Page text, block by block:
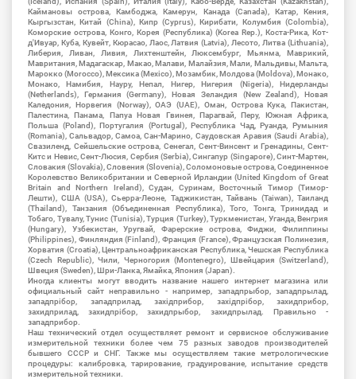
Каймановы острова, Камбоджа, Камерун, Канада (Canada), Катар, Кения,
Кыргызстан, Китай (China), Кипр (Cyprus), Кирибати, Колумбия (Colombia),
Коморские острова, Конго, Корея (Республика) (Korea Rep.), Коста-Рика, Кот-
д'Ивуар, Куба, Кувейт, Кюрасао, Лаос, Латвия (Latvia), Лесото, Литва (Lithuania),
Либерия, Ливан, Ливия, Лихтенштейн, Люксембург, Мьянма, Маврикий,
Мавритания, Мадагаскар, Макао, Малави, Малайзия, Мали, Мальдивы, Мальта,
Марокко (Morocco), Мексика (Mexico), Мозамбик, Молдова (Moldova), Монако,
Монако, Намибия, Науру, Непал, Нигер, Нигерия (Nigeria), Нидерланды
(Netherlands), Германия (Germany), Новая Зеландия (New Zealand), Новая
Каледония, Норвегия (Norway), ОАЭ (UAE), Оман, Острова Кука, Пакистан,
Палестина, Панама, Папуа Новая Гвинея, Парагвай, Перу, Южная Африка,
Польша (Poland), Португалия (Portugal), Республика Чад, Руанда, Румыния
(Romania), Сальвадор, Самоа, Сан-Марино, Саудовская Аравия (Saudi Arabia),
Свазиленд, Сейшельские острова, Сенегал, Сент-Винсент и Гренадины, Сент-
Китс и Невис, Сент-Люсия, Сербия (Serbia), Сингапур (Singapore), Синт-Мартен,
Словакия (Slovakia), Словения (Slovenia), Соломоновые острова, Соединенное
Королевство Великобритании и Северной Ирландии (United Kingdom of Great
Britain and Northern Ireland), Судан, Суринам, Восточный Тимор (Тимор-
Лешти), США (USA), Сьерра-Леоне, Таджикистан, Тайвань (Taiwan), Таиланд
(Thailand), Танзания (Объединенная Республика), Того, Тонга, Тринидад и
Тобаго, Тувалу, Тунис (Tunisia), Турция (Turkey), Туркменистан, Уганда, Венгрия
(Hungary), Узбекистан, Уругвай, Фарерские острова, Фиджи, Филиппины
(Philippines), Финляндия (Finland), Франция (France), Французская Полинезия,
Хорватия (Croatia), Центральноафриканская Республика, Чешская Республика
(Czech Republic), Чили, Черногория (Montenegro), Швейцария (Switzerland),
Швеция (Sweden), Шри-Ланка, Ямайка, Япония (Japan).
Иногда клиенты могут вводить название нашего интернет магазина или
официальный сайт неправильно - например, западпрыбор, западпрылад,
западпрібор, западприлад, західприбор, західпрібор, захидприбор,
захидприлад, захидпрібор, захидпрыбор, захидпрылад. Правильно -
западприбор.
Наш технический отдел осуществляет ремонт и сервисное обслуживание
измерительной техники более чем 75 разных заводов производителей
бывшего СССР и СНГ. Также мы осуществляем такие метрологические
процедуры: калибровка, тарирование, градуирование, испытание средств
измерительной техники.